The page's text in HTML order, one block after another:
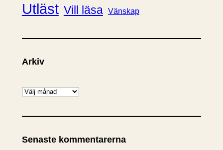
Utläst Vill läsa Vänskap
Arkiv
A
k
v
Senaste kommentarerna